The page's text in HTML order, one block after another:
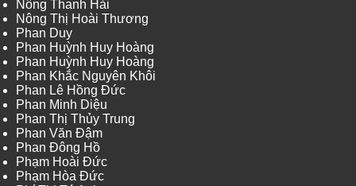
Nông Thanh Hải
Nông Thị Hoài Thương
Phan Duy
Phan Huỳnh Huy Hoàng
Phan Huỳnh Huy Hoàng
Phan Khắc Nguyên Khôi
Phan Lê Hồng Đức
Phan Minh Diệu
Phan Thị Thủy Trung
Phan Văn Đậm
Phan Đông Hồ
Phạm Hoài Đức
Phạm Hòa Đức